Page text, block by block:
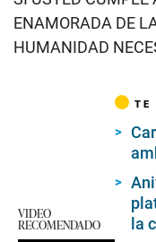
ENAMORADA DE
HUMANIDAD
VIDEO
RECOMENDADO
TE
la